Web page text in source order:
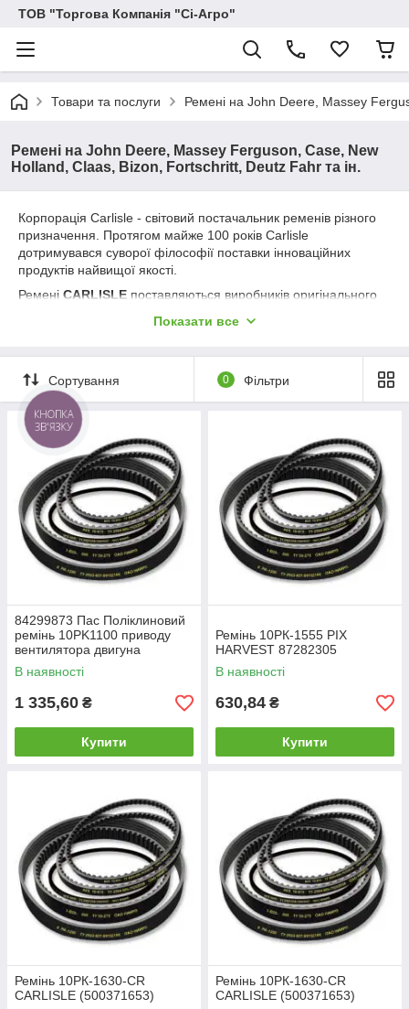
ТОВ "Торгова Компанія "Сі-Агро"
Товари та послуги Ремені на John Deere, Massey
Ремені на John Deere, Massey Ferguson, Case, New
Holland, Claas, Bizon, Fortschritt, Deutz Fahr та ін.
Корпорація Carlisle - світовий постачальник ременів різного
призначення. Протягом майже 100 років Carlisle
дотримувався суворої філософії поставки інноваційних
продуктів найвищої якості.
Ремені CARLISLE поставляються виробників оригінального
поєднання ціни і якості.
Враховуючи всі важкі умови роботи приводних ременів,
компанія PIX розробила нову лінійку ременів для
сільськогосподарської техніки –
PIXHarvester
Показати все
Сортування 0 Фільтри
84299873 Пас Поліклиновий
ремінь 10PK1100 приводу
вентилятора двигуна
В наявності
1 335,60 ₴
Купити
Ремінь 10РК-1555 PIX
HARVEST 87282305
В наявності
630,84 ₴
Купити
Ремінь 10РК-1630-CR
CARLISLE (500371653)
Ремінь 10РК-1630-CR
CARLISLE (500371653)
КНОПКА
ЗВ'ЯЗКУ